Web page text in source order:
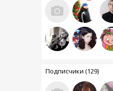
Подписчики (129)